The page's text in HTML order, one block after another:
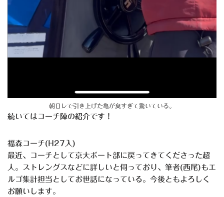
朝日レで引き上げた亀が臭すぎて驚いている。
続いてはコーチ陣の紹介です！
福森コーチ(H27入)
最近、コーチとして京大ボート部に戻ってきてくださった超
人。ストレングスなどに詳しいと伺っており、筆者(西尾)もエ
ルゴ集計担当としてお世話になっている。今後ともよろしく
お願いします。